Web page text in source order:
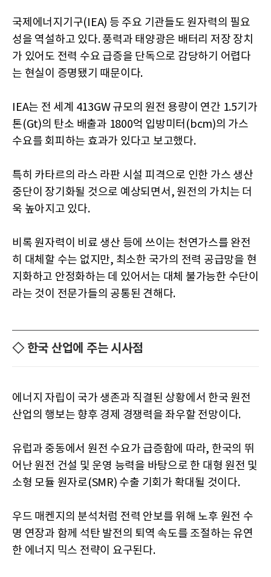
국제에너지기구(IEA) 등 주요 기관들도 원자력의 필요
성을 역설하고 있다. 풍력과 태양광은 배터리 저장 장치
가 있어도 전력 수요 급증을 단독으로 감당하기 어렵다
는 현실이 증명됐기 때문이다.
IEA는 전 세계 413GW 규모의 원전 용량이 연간 1.5기가
톤(Gt)의 탄소 배출과 1800억 입방미터(bcm)의 가스
수요를 회피하는 효과가 있다고 보고했다.
특히 카타르의 라스 라판 시설 피격으로 인한 가스 생산
중단이 장기화될 것으로 예상되면서, 원전의 가치는 더
욱 높아지고 있다.
비록 원자력이 비료 생산 등에 쓰이는 천연가스를 완전
히 대체할 수는 없지만, 최소한 국가의 전력 공급망을 현
지화하고 안정화하는 데 있어서는 대체 불가능한 수단이
라는 것이 전문가들의 공통된 견해다.
◇ 한국 산업에 주는 시사점
에너지 자립이 국가 생존과 직결된 상황에서 한국 원전
산업의 행보는 향후 경제 경쟁력을 좌우할 전망이다.
유럽과 중동에서 원전 수요가 급증함에 따라, 한국의 뛰
어난 원전 건설 및 운영 능력을 바탕으로 한 대형 원전 및
소형 모듈 원자로(SMR) 수출 기회가 확대될 것이다.
우드 매켄지의 분석처럼 전력 안보를 위해 노후 원전 수
명 연장과 함께 석탄 발전의 퇴역 속도를 조절하는 유연
한 에너지 믹스 전략이 요구된다.